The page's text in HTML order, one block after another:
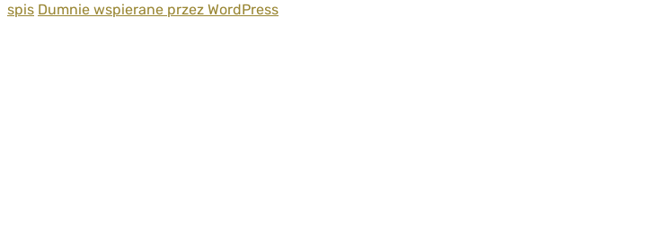
spis Dumnie wspierane przez WordPress